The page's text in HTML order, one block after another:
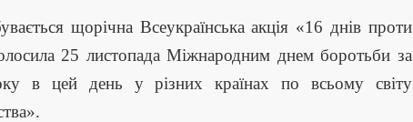
щорічна Всеукраїнська акція «16 днів проти
25 листопада Міжнародним днем боротьби за
в цей день у різних країнах по всьому світу